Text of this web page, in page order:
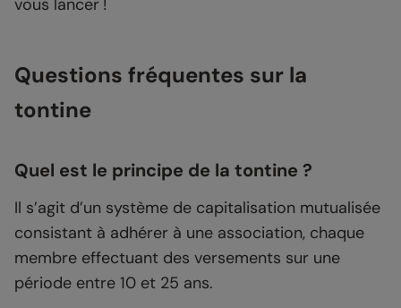
Questions fréquentes sur la
tontine
Quel est le principe de la tontine ?
Il s’agit d’un système de capitalisation mutualisée
consistant à adhérer à une association, chaque
membre effectuant des versements sur une
période entre 10 et 25 ans.